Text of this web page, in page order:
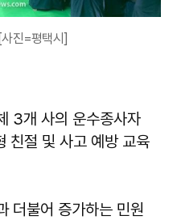
진=평택시]
3개 사의 운수종사자
친절 및 사고 예방 교육
더불어 증가하는 민원